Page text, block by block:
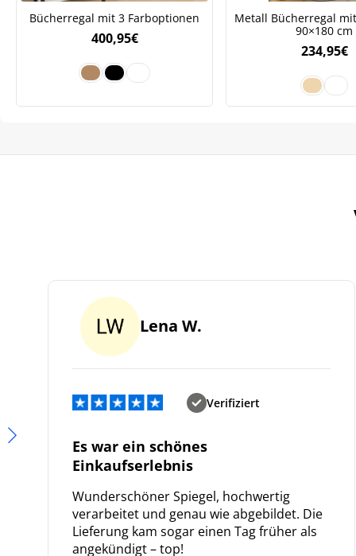
Bücherregal mit 3 Farboptionen
400,95€
Metall Bücherregal
90×180 cm
234,95€
Lena W.
Verifiziert
Es war ein schönes
Einkaufserlebnis
Wunderschöner Spiegel, hochwertig
verarbeitet und genau wie abgebildet. Die
Lieferung kam sogar einen Tag früher als
angekündigt – top!